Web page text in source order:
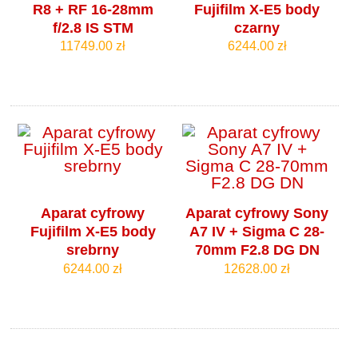
R8 + RF 16-28mm
f/2.8 IS STM
11749.00 zł
Fujifilm X-E5 body
czarny
6244.00 zł
Aparat cyfrowy
Fujifilm X-E5 body
srebrny
6244.00 zł
Aparat cyfrowy Sony
A7 IV + Sigma C 28-
70mm F2.8 DG DN
12628.00 zł